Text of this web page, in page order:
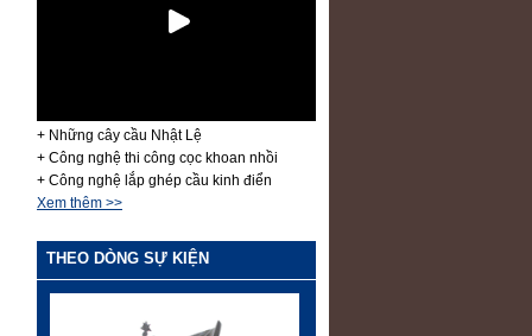
+ Những cây cầu Nhật Lệ
+ Công nghệ thi công cọc khoan nhồi
+ Công nghệ lắp ghép cầu kinh điển
Xem thêm >>
THEO DÒNG SỰ KIỆN